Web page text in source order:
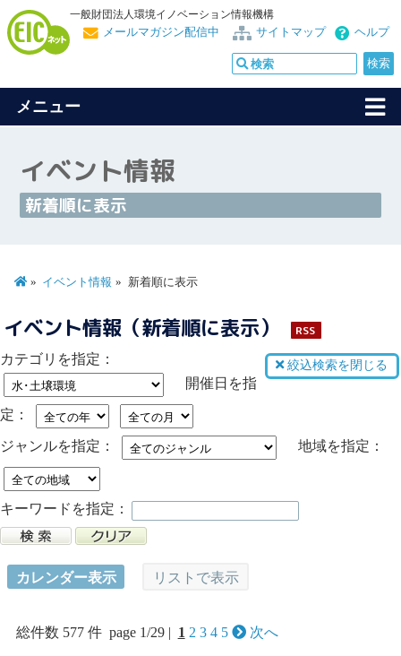
一般財団法人環境イノベーション情報機構
ヘルプ
サイトマップ
メールマガジン配信中
メニュー
イベント情報
新着順に表示
イベント情報 新着順に表示
イベント情報（新着順に表示） RSS
絞込検索を閉じる
カテゴリを指定：
開催日を指
定：
ジャンルを指定： 地域を指定：
キーワードを指定：
カレンダー表示 リストで表示
総件数 577 件 page 1/29 | 1 2 3 4 5 次へ